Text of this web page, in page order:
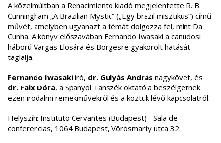
A közelmúltban a Renacimiento kiadó megjelentette R. B.
Cunningham „A Brazilian Mystic” („Egy brazil misztikus”) című
művét, amelyben ugyanazt a témát dolgozza fel, mint Da
Cunha. A könyv előszavában Fernando Iwasaki a canudosi
háború Vargas Llosára és Borgesre gyakorolt hatását
taglalja.
Fernando Iwasaki író, dr. Gulyás András nagykövet, és
dr. Faix Dóra, a Spanyol Tanszék oktatója beszélgetnek
ezen irodalmi remekművekről és a köztük lévő kapcsolatról.
Helyszín: Instituto Cervantes (Budapest) - Sala de
conferencias, 1064 Budapest, Vörösmarty utca 32.